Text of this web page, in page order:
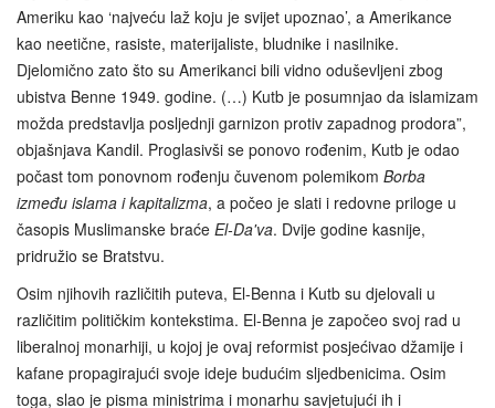
Ameriku kao ‘najveću laž koju je svijet upoznao’, a Amerikance
kao neetične, rasiste, materijaliste, bludnike i nasilnike.
Djelomično zato što su Amerikanci bili vidno oduševljeni zbog
ubistva Benne 1949. godine. (…) Kutb je posumnjao da islamizam
možda predstavlja posljednji garnizon protiv zapadnog prodora”,
objašnjava Kandil. Proglasivši se ponovo rođenim, Kutb je odao
počast tom ponovnom rođenju čuvenom polemikom Borba
između islama i kapitalizma, a počeo je slati i redovne priloge u
časopis Muslimanske braće El-Da'va. Dvije godine kasnije,
pridružio se Bratstvu.
Osim njihovih različitih puteva, El-Benna i Kutb su djelovali u
različitim političkim kontekstima. El-Benna je započeo svoj rad u
liberalnoj monarhiji, u kojoj je ovaj reformist posjećivao džamije i
kafane propagirajući svoje ideje budućim sljedbenicima. Osim
toga, slao je pisma ministrima i monarhu savjetujući ih i